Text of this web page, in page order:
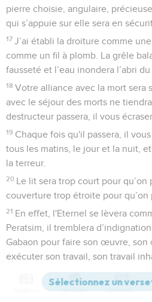
pierre choisie, angulaire,
qui s’appuie sur elle sera en
17 J’ai établi la droiture comme
comme un fil à plomb. La grêle
fausseté et l’eau inondera l’abri
18 Votre alliance avec la mort sera
avec le séjour des morts ne
destructeur passera, il vous
19 Chaque fois qu'il passera, il
tous les matins, le jour et la nuit,
la terreur.
20 Le lit sera trop court pour qu’on
couverture trop étroite pour qu’on
21 En effet, l'Eternel se lèvera
Peratsim, il tremblera
Gabaon pour faire son œuvre,
exécuter son travail, son travail
Maintenant, ne faites pas les
situation empirera ! La destruction
Versions Commentaires